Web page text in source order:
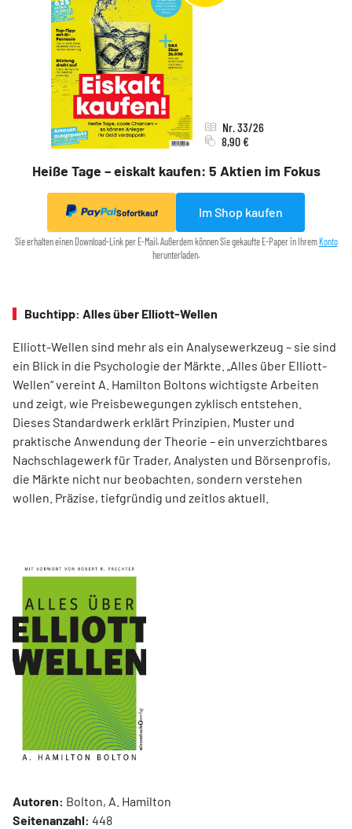
Heiße Tage – eiskalt kaufen: 5 Aktien im Fokus
Nr. 33/26
8,90 €
Sofortkauf Im Shop kaufen
Sie erhalten einen Download-Link per E-Mail. Außerdem können Sie gekaufte E-Paper in Ihrem Konto
herunterladen.
Buchtipp: Alles über Elliott-Wellen
Elliott-Wellen sind mehr als ein Analysewerkzeug – sie sind
ein Blick in die Psychologie der Märkte. „Alles über Elliott-
Wellen“ vereint A. Hamilton Boltons wichtigste Arbeiten
und zeigt, wie Preisbewegungen zyklisch entstehen.
Dieses Standardwerk erklärt Prinzipien, Muster und
praktische Anwendung der Theorie – ein unverzichtbares
Nachschlagewerk für Trader, Analysten und Börsenprofis,
die Märkte nicht nur beobachten, sondern verstehen
wollen. Präzise, tiefgründig und zeitlos aktuell.
Autoren: Bolton, A. Hamilton
Seitenanzahl: 448